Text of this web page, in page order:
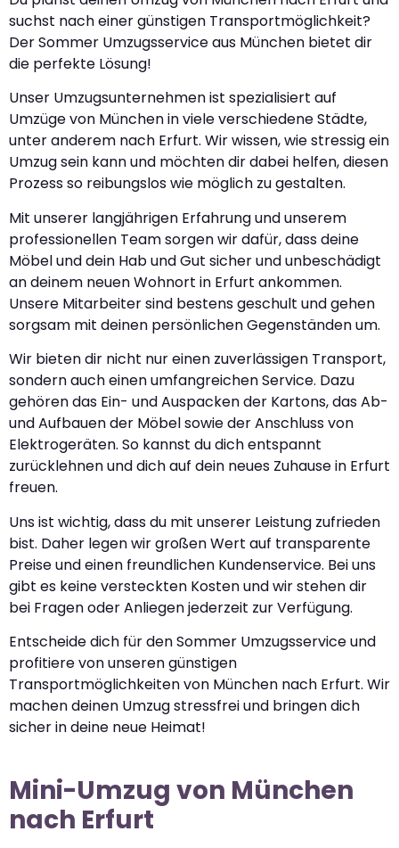
suchst nach einer günstigen Transportmöglichkeit?
Der Sommer Umzugsservice aus München bietet dir
die perfekte Lösung!
Unser Umzugsunternehmen ist spezialisiert auf
Umzüge von München in viele verschiedene Städte,
unter anderem nach Erfurt. Wir wissen, wie stressig ein
Umzug sein kann und möchten dir dabei helfen, diesen
Prozess so reibungslos wie möglich zu gestalten.
Mit unserer langjährigen Erfahrung und unserem
professionellen Team sorgen wir dafür, dass deine
Möbel und dein Hab und Gut sicher und unbeschädigt
an deinem neuen Wohnort in Erfurt ankommen.
Unsere Mitarbeiter sind bestens geschult und gehen
sorgsam mit deinen persönlichen Gegenständen um.
Wir bieten dir nicht nur einen zuverlässigen Transport,
sondern auch einen umfangreichen Service. Dazu
gehören das Ein- und Auspacken der Kartons, das Ab-
und Aufbauen der Möbel sowie der Anschluss von
Elektrogeräten. So kannst du dich entspannt
zurücklehnen und dich auf dein neues Zuhause in Erfurt
freuen.
Uns ist wichtig, dass du mit unserer Leistung zufrieden
bist. Daher legen wir großen Wert auf transparente
Preise und einen freundlichen Kundenservice. Bei uns
gibt es keine versteckten Kosten und wir stehen dir
bei Fragen oder Anliegen jederzeit zur Verfügung.
Entscheide dich für den Sommer Umzugsservice und
profitiere von unseren günstigen
Transportmöglichkeiten von München nach Erfurt. Wir
machen deinen Umzug stressfrei und bringen dich
sicher in deine neue Heimat!
Mini-Umzug von München
nach Erfurt